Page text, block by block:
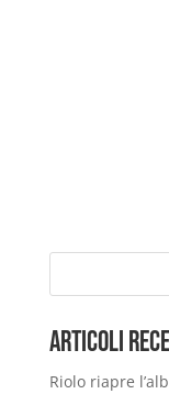
Articoli
Riolo riapre